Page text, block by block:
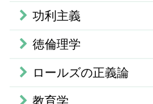
功利主義
徳倫理学
ロールズの正義論
教育学